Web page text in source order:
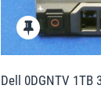
Dell 0DGNTV 1TB